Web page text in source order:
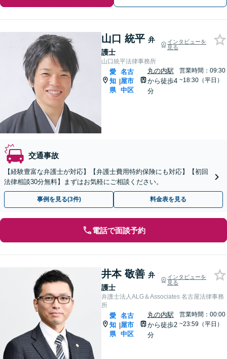
山口 統平 弁
護士
インタビューを
見る
山口統平法律事務所
愛
知
県
|
名古
屋市
中区
丸の内駅
から徒歩4
分
営業時間：09:30
~18:30（平日）
交通事故
【経験豊富な弁護士が対応】【弁護士費用特約保険にも対応】【初回
法律相談30分無料】まずはお気軽にご相談ください。
事例を見る(3件) 料金表を見る
電話で面談予約
井本 敬善 弁
護士
インタビューを
見る
弁護士法人ALG＆Associates 名古屋法律事務
所
愛
知
県
|
名古
屋市
中区
丸の内駅
から徒歩2
分
営業時間：00:00
~23:59（平日）